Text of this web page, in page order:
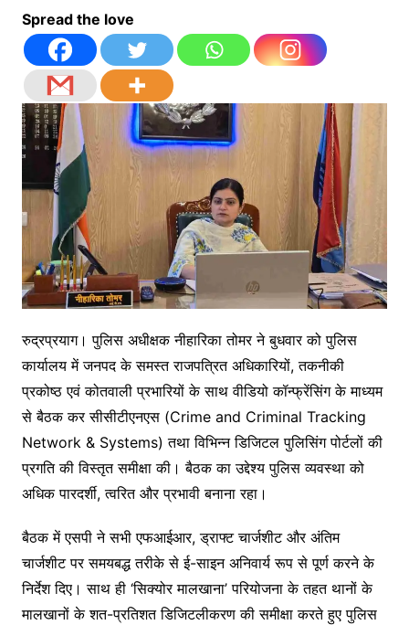
Spread the love
रुद्रप्रयाग। पुलिस अधीक्षक नीहारिका तोमर ने बुधवार को पुलिस
कार्यालय में जनपद के समस्त राजपत्रित अधिकारियों, तकनीकी
प्रकोष्ठ एवं कोतवाली प्रभारियों के साथ वीडियो कॉन्फ्रेंसिंग के माध्यम
से बैठक कर सीसीटीएनएस (Crime and Criminal Tracking
Network & Systems) तथा विभिन्न डिजिटल पुलिसिंग पोर्टलों की
प्रगति की विस्तृत समीक्षा की। बैठक का उद्देश्य पुलिस व्यवस्था को
अधिक पारदर्शी, त्वरित और प्रभावी बनाना रहा।
बैठक में एसपी ने सभी एफआईआर, ड्राफ्ट चार्जशीट और अंतिम
चार्जशीट पर समयबद्ध तरीके से ई-साइन अनिवार्य रूप से पूर्ण करने के
निर्देश दिए। साथ ही ‘सिक्योर मालखाना’ परियोजना के तहत थानों के
मालखानों के शत-प्रतिशत डिजिटलीकरण की समीक्षा करते हुए पुलिस